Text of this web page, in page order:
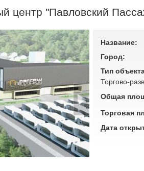
центр "Павловский
Название:
Город:
Тип
Торгово-
Общая
Торговая
Дата